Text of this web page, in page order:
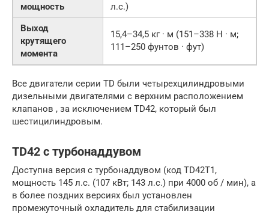
мощность
л.с.)
Выход
крутящего
момента
15,4–34,5 кг · м (151–338 Н · м;
111–250 фунтов · фут)
Все двигатели серии TD были четырехцилиндровыми
дизельными двигателями с верхним расположением
клапанов , за исключением TD42, который был
шестицилиндровым.
TD42 с турбонаддувом
Доступна версия с турбонаддувом (код TD42T1,
мощность 145 л.с. (107 кВт; 143 л.с.) при 4000 об / мин), а
в более поздних версиях был установлен
промежуточный охладитель для стабилизации